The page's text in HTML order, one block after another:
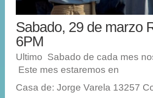
Sabado, 29 de marzo
6PM
Ultimo Sabado de cada mes
Este mes estaremos en
Casa de: Jorge Varela 13257